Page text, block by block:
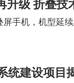
升级 折叠技
手机，机型延
处理器、大电
统建设项目